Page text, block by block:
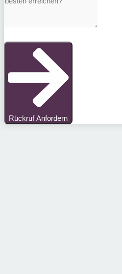
Rückruf Anfordern